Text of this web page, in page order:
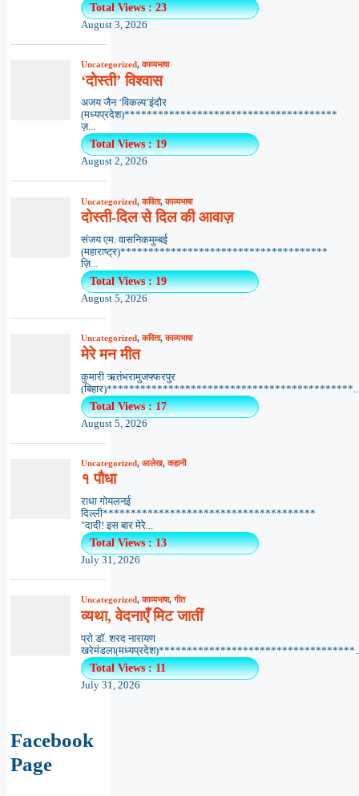
Total Views : 23
August 3, 2026
Uncategorized,काव्यभाषा
‘दोस्ती’ विश्वास
अजय जैन ‘विकल्प’इंदौर
(मध्यप्रदेश)**************************************
ज़...
Total Views : 19
August 2, 2026
Uncategorized,कविता,काव्यभाषा
दोस्ती-दिल से दिल की आवाज़
संजय एम. वासनिकमुम्बई
(महाराष्ट्र)*************************************
ज़ि...
Total Views : 19
August 5, 2026
Uncategorized,कविता,काव्यभाषा
मेरे मन मीत
कुमारी ऋतंभरामुजफ्फरपुर
Total Views : 17
August 5, 2026
Uncategorized, आलेख,कहानी
१ पौधा
राधा गोयलनई
दिल्ली**************************************
"दादी! इस बार मेरे...
Total Views : 13
July 31, 2026
Uncategorized,काव्यभाषा,गीत
व्यथा, वेदनाएँ मिट जातीं
प्रो.डॉ. शरद नारायण
Total Views : 11
July 31, 2026
Facebook
Page